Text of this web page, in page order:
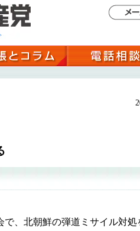
、北朝鮮の弾道ミサイル対処